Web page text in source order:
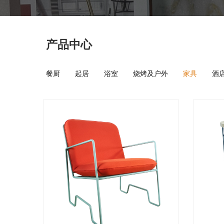
产品中心
餐厨 起居 浴室 烧烤及户外 家具 酒